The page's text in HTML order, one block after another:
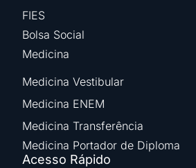
FIES
Bolsa Social
Medicina
Medicina Vestibular
Medicina ENEM
Medicina Transferência
Medicina Portador de Diploma
Acesso Rápido